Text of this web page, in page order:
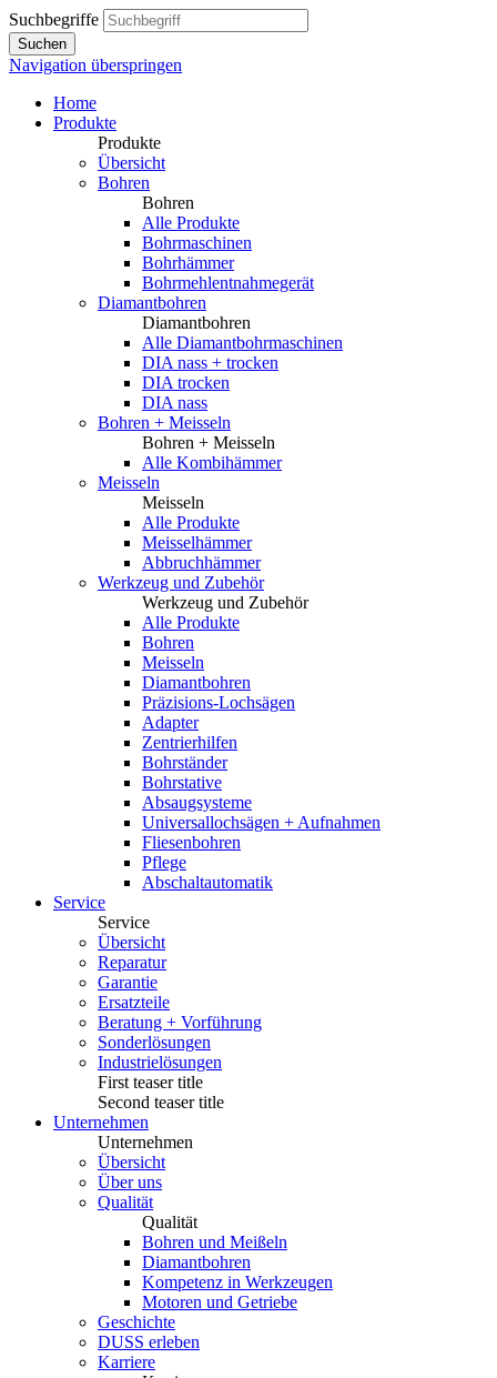
Suchbegriffe
Suchen
Navigation überspringen
Home
Produkte
Produkte
Übersicht
Bohren
Bohren
Alle Produkte
Bohrmaschinen
Bohrhämmer
Bohrmehlentnahmegerät
Diamantbohren
Diamantbohren
Alle Diamantbohrmaschinen
DIA nass + trocken
DIA trocken
DIA nass
Bohren + Meisseln
Bohren + Meisseln
Alle Kombihämmer
Meisseln
Meisseln
Alle Produkte
Meisselhämmer
Abbruchhämmer
Werkzeug und Zubehör
Werkzeug und Zubehör
Alle Produkte
Bohren
Meisseln
Diamantbohren
Präzisions-Lochsägen
Adapter
Zentrierhilfen
Bohrständer
Bohrstative
Absaugsysteme
Universallochsägen + Aufnahmen
Fliesenbohren
Pflege
Abschaltautomatik
Service
Service
Übersicht
Reparatur
Garantie
Ersatzteile
Beratung + Vorführung
Sonderlösungen
Industrielösungen
First teaser title
Second teaser title
Unternehmen
Unternehmen
Übersicht
Über uns
Qualität
Qualität
Bohren und Meißeln
Diamantbohren
Kompetenz in Werkzeugen
Motoren und Getriebe
Geschichte
DUSS erleben
Karriere